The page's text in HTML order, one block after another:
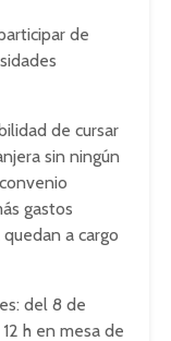
de
de cursar
sin ningún
gastos
a cargo
del 8 de
h en mesa de